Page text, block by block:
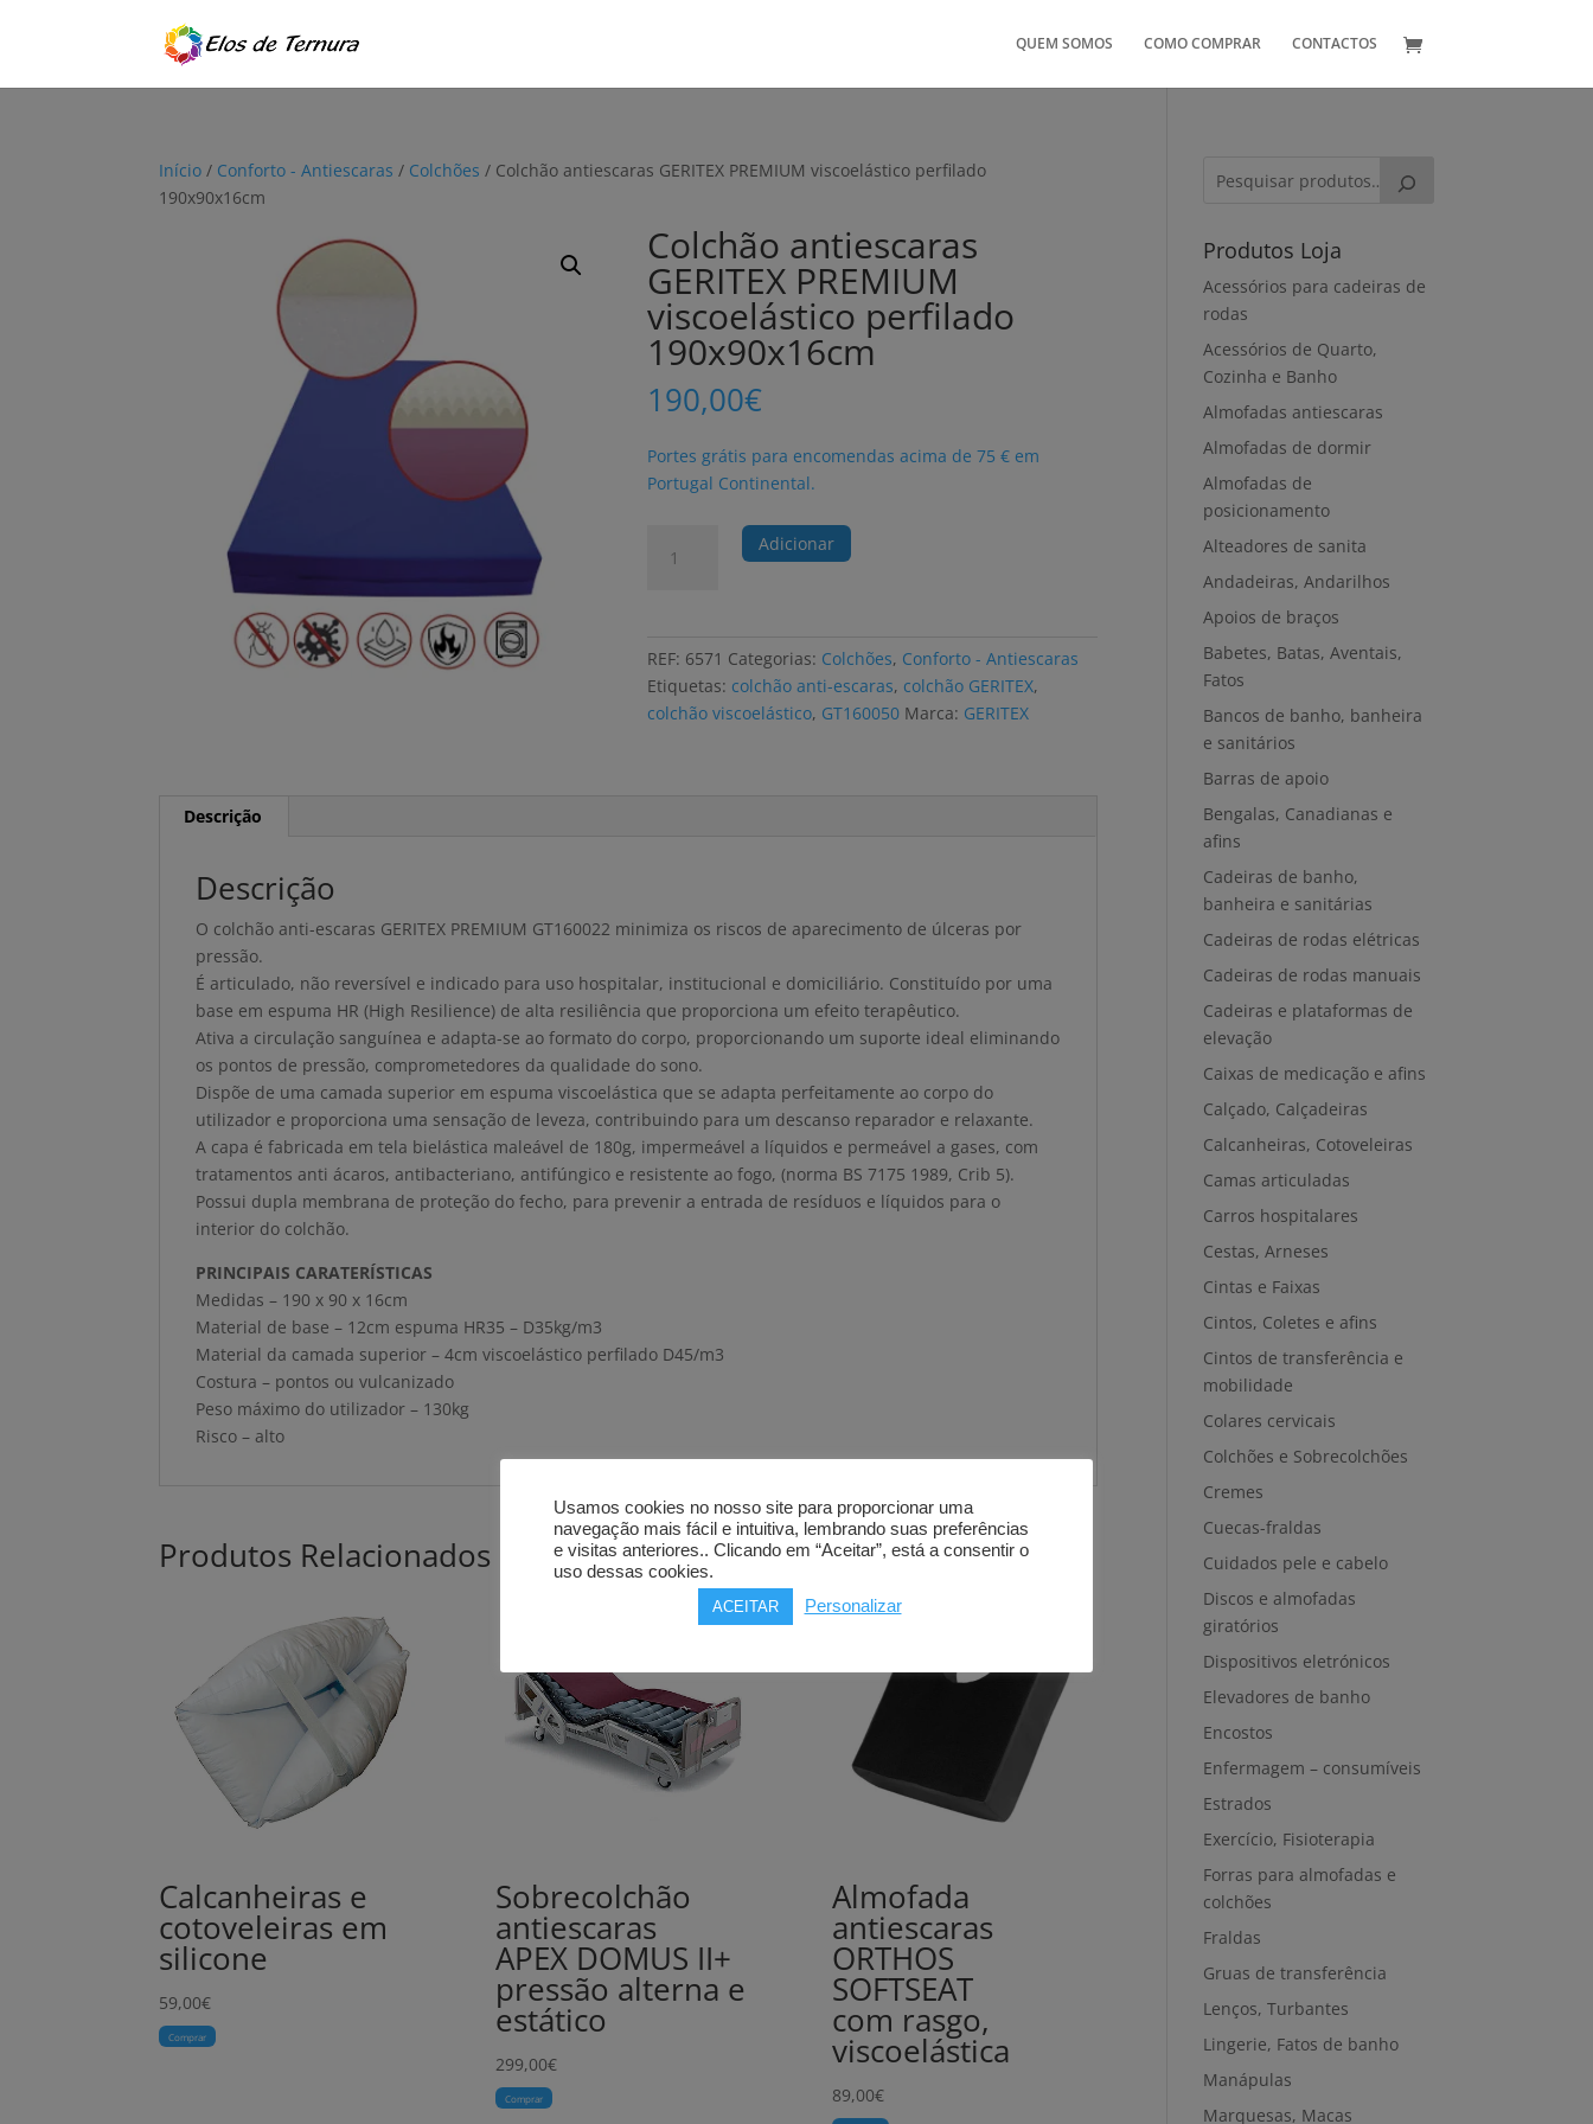
QUEM SOMOS COMO COMPRAR CONTACTOS
Início / Conforto - Antiescaras / Colchões / Colchão antiescaras GERITEX PREMIUM viscoelástico perfilado
190x90x16cm
Colchão antiescaras
GERITEX PREMIUM
viscoelástico perfilado
190x90x16cm
190,00€
Portes grátis para encomendas acima de 75 € em
Portugal Continental.
viscoelástico
Adicionar
REF: 6571 Categorias: Colchões, Conforto - Antiescaras
Etiquetas: colchão anti-escaras, colchão GERITEX,
colchão viscoelástico, GT160050 Marca: GERITEX
Descrição
Descrição
O colchão anti-escaras GERITEX PREMIUM GT160022 minimiza os riscos de aparecimento de úlceras por
pressão.
É articulado, não reversível e indicado para uso hospitalar, institucional e domiciliário. Constituído por uma
base em espuma HR (High Resilience) de alta resiliência que proporciona um efeito terapêutico.
Ativa a circulação sanguínea e adapta-se ao formato do corpo, proporcionando um suporte ideal eliminando
os pontos de pressão, comprometedores da qualidade do sono.
Dispõe de uma camada superior em espuma viscoelástica que se adapta perfeitamente ao corpo do
utilizador e proporciona uma sensação de leveza, contribuindo para um descanso reparador e relaxante.
A capa é fabricada em tela bielástica maleável de 180g, impermeável a líquidos e permeável a gases, com
tratamentos anti ácaros, antibacteriano, antifúngico e resistente ao fogo, (norma BS 7175 1989, Crib 5).
Possui dupla membrana de proteção do fecho, para prevenir a entrada de resíduos e líquidos para o
interior do colchão.
PRINCIPAIS CARATERÍSTICAS
Medidas – 190 x 90 x 16cm
Material de base – 12cm espuma HR35 – D35kg/m3
Material da camada superior – 4cm viscoelástico perfilado D45/m3
Costura – pontos ou vulcanizado
Peso máximo do utilizador – 130kg
Risco – alto
Produtos Relacionados
Calcanheiras e
cotoveleiras em
silicone
59,00€
Comprar
Sobrecolchão
antiescaras
APEX DOMUS II+
pressão alterna e
estático
299,00€
Comprar
Almofada
antiescaras
ORTHOS
SOFTSEAT
com rasgo,
viscoelástica
89,00€
Produtos Loja
Acessórios para cadeiras de
rodas
Acessórios de Quarto,
Cozinha e Banho
Almofadas antiescaras
Almofadas de dormir
Almofadas de
posicionamento
Alteadores de sanita
Andadeiras, Andarilhos
Apoios de braços
Babetes, Batas, Aventais,
Fatos
Bancos de banho, banheira
e sanitários
Barras de apoio
Bengalas, Canadianas e
afins
Cadeiras de banho,
banheira e sanitárias
Cadeiras de rodas elétricas
Cadeiras de rodas manuais
Cadeiras e plataformas de
elevação
Caixas de medicação e afins
Calçado, Calçadeiras
Calcanheiras, Cotoveleiras
Camas articuladas
Carros hospitalares
Cestas, Arneses
Cintas e Faixas
Cintos, Coletes e afins
Cintos de transferência e
mobilidade
Colares cervicais
Colchões e Sobrecolchões
Cremes
Cuecas-fraldas
Cuidados pele e cabelo
Discos e almofadas
giratórios
Dispositivos eletrónicos
Elevadores de banho
Encostos
Enfermagem – consumíveis
Estrados
Exercício, Fisioterapia
Forras para almofadas e
colchões
Fraldas
Gruas de transferência
Lenços, Turbantes
Lingerie, Fatos de banho
Manápulas
Marquesas, Macas
Usamos cookies no nosso site para proporcionar uma
navegação mais fácil e intuitiva, lembrando suas preferências
e visitas anteriores.. Clicando em “Aceitar”, está a consentir o
uso dessas cookies.
ACEITAR Personalizar